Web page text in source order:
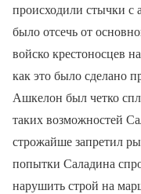
происходили стычки с
было отсечь от
войско крестоносцев
как это было сделано
Ашкелон был четко
таких возможностей
строжайше запретил
попытки Саладина
нарушить строй на